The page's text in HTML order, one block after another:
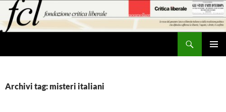
contenuto
Archivi tag: misteri italiani